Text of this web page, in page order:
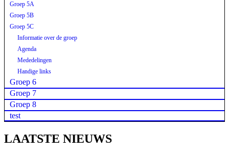
Groep 5A
Groep 5B
Groep 5C
Informatie over de groep
Agenda
Mededelingen
Handige links
Groep 6
Groep 7
Groep 8
test
LAATSTE NIEUWS